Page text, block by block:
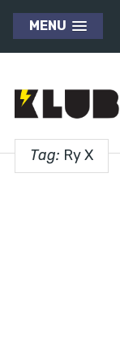
MENU
Tag: Ry X